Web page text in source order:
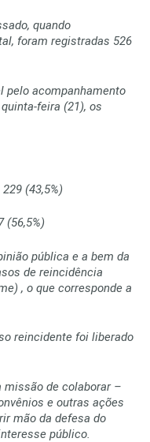
quando
foram registradas 526
pelo acompanhamento
feira (21), os
(43,5%)
(56,5%)
pública e a bem da
de reincidência
, o que corresponde a
reincidente foi liberado
missão de colaborar –
e outras ações
mão da defesa do
público.